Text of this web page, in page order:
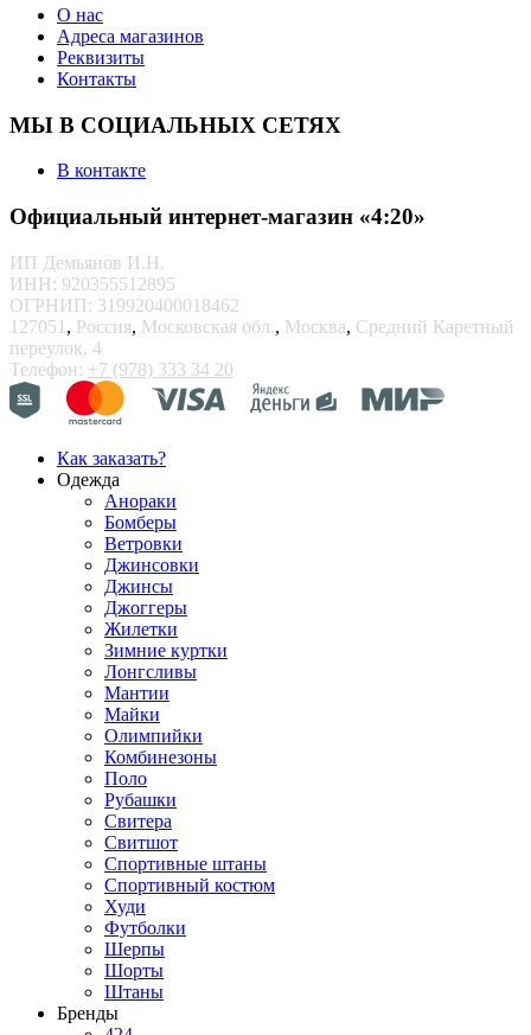
О нас
Адреса магазинов
Реквизиты
Контакты
МЫ В СОЦИАЛЬНЫХ СЕТЯХ
В контакте
Официальный интернет-магазин «4:20»
ИП Демьянов И.Н.
ИНН: 920355512895
ОГРНИП: 319920400018462
127051 , Россия, Московская обл., Москва, Средний Каретный
переулок, 4
Телефон: +7 (978) 333 34 20
Как заказать?
Одежда
Анораки
Бомберы
Ветровки
Джинсовки
Джинсы
Джоггеры
Жилетки
Зимние куртки
Лонгсливы
Мантии
Майки
Олимпийки
Комбинезоны
Поло
Рубашки
Свитера
Свитшот
Спортивные штаны
Спортивный костюм
Худи
Футболки
Шерпы
Шорты
Штаны
Бренды